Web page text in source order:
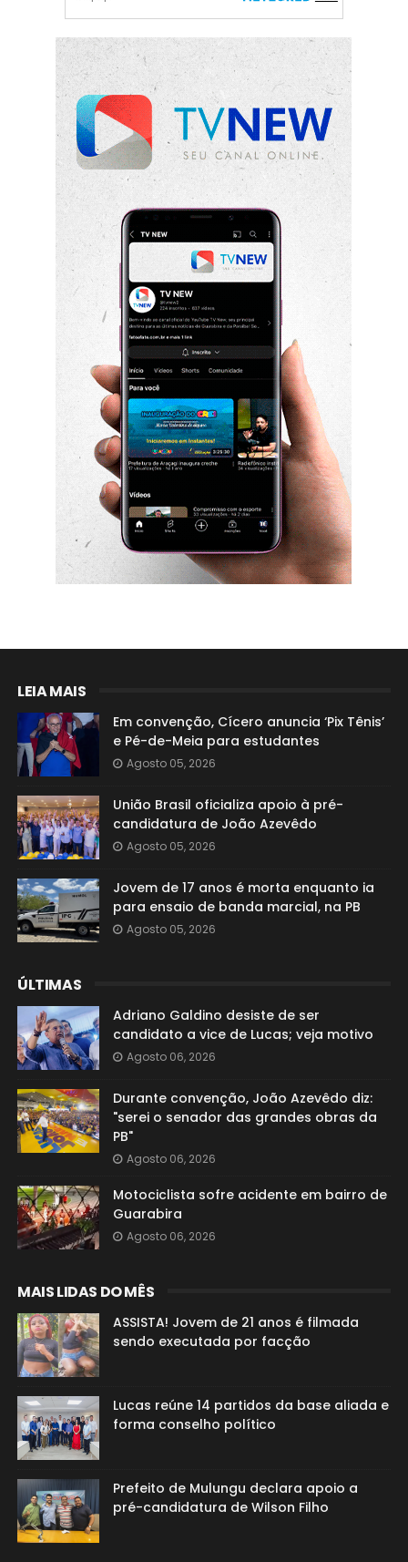
LEIA MAIS
Em convenção, Cícero anuncia ‘Pix Tênis’
e Pé-de-Meia para estudantes
Agosto 05, 2026
União Brasil oficializa apoio à pré-
candidatura de João Azevêdo
Agosto 05, 2026
Jovem de 17 anos é morta enquanto ia
para ensaio de banda marcial, na PB
Agosto 05, 2026
ÚLTIMAS
Adriano Galdino desiste de ser
candidato a vice de Lucas; veja motivo
Agosto 06, 2026
Durante convenção, João Azevêdo diz:
"serei o senador das grandes obras da
PB"
Agosto 06, 2026
Motociclista sofre acidente em bairro de
Guarabira
Agosto 06, 2026
MAIS LIDAS DO MÊS
ASSISTA! Jovem de 21 anos é filmada
sendo executada por facção
Lucas reúne 14 partidos da base aliada e
forma conselho político
Prefeito de Mulungu declara apoio a
pré-candidatura de Wilson Filho